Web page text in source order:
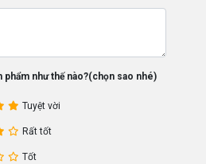
phẩm như thế nào?(chọn sao nhé)
Tuyệt vời
Rất tốt
Tốt